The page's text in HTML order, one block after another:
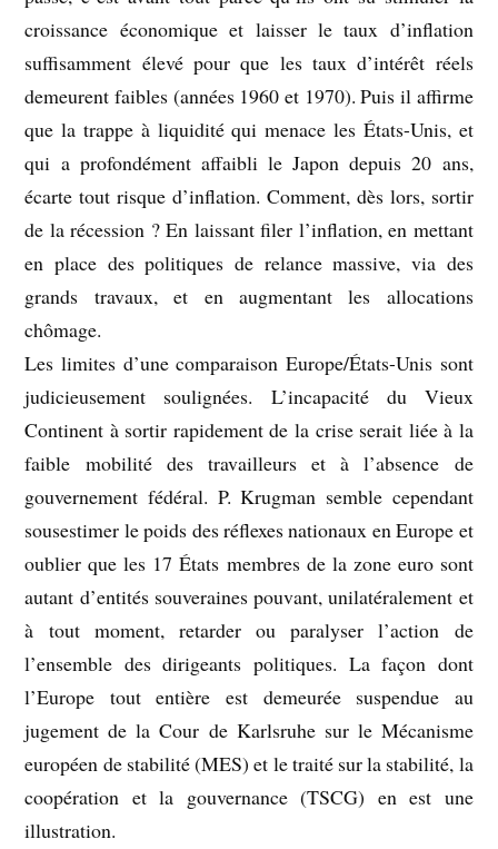
croissance économique et laisser le taux d’inflation
suffisamment élevé pour que les taux d’intérêt réels
demeurent faibles (années 1960 et 1970). Puis il affirme
que la trappe à liquidité qui menace les États-Unis, et
qui a profondément affaibli le Japon depuis 20 ans,
écarte tout risque d’inflation. Comment, dès lors, sortir
de la récession ? En laissant filer l’inflation, en mettant
en place des politiques de relance massive, via des
grands travaux, et en augmentant les allocations
chômage.
Les limites d’une comparaison Europe/États-Unis sont
judicieusement soulignées. L’incapacité du Vieux
Continent à sortir rapidement de la crise serait liée à la
faible mobilité des travailleurs et à l’absence de
gouvernement fédéral. P. Krugman semble cependant
sousestimer le poids des réflexes nationaux en Europe et
oublier que les 17 États membres de la zone euro sont
autant d’entités souveraines pouvant, unilatéralement et
à tout moment, retarder ou paralyser l’action de
l’ensemble des dirigeants politiques. La façon dont
l’Europe tout entière est demeurée suspendue au
jugement de la Cour de Karlsruhe sur le Mécanisme
européen de stabilité (MES) et le traité sur la stabilité, la
coopération et la gouvernance (TSCG) en est une
illustration.